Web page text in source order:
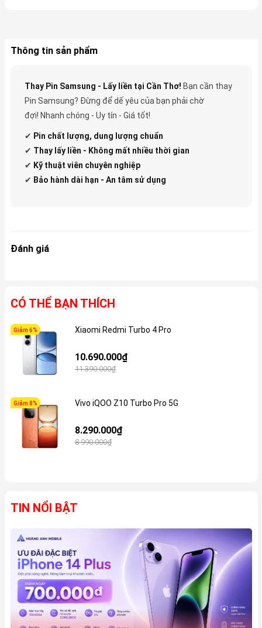
Thông tin sản phẩm
Thay Pin Samsung - Lấy liền tại Cần Thơ! Bạn cần thay
Pin Samsung? Đừng để dế yêu của bạn phải chờ
đợi! Nhanh chóng - Uy tín - Giá tốt!
✔ Pin chất lượng, dung lượng chuẩn
✔ Thay lấy liền - Không mất nhiều thời gian
✔ Kỹ thuật viên chuyên nghiệp
✔ Bảo hành dài hạn - An tâm sử dụng
Đánh giá
CÓ THỂ BẠN THÍCH
Giảm 6% Xiaomi Redmi Turbo 4 Pro
10.690.000₫
11.390.000₫
Giảm 8% Vivo iQOO Z10 Turbo Pro 5G
8.290.000₫
8.990.000₫
TIN NỔI BẬT